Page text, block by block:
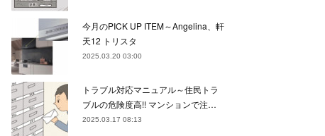
(25)
(21)
(23)
(24)
(21)
(23)
(24)
(22
(23)
(21)
(
(21)
24)
(22)
(33)
( 28
(31)
27)
(21)
)
(34)
( 8
今月のPICK UP ITEM～Angelina、軒
天12 トリスタ
2025.03.20 03:00
トラブル対応マニュアル～住民トラ
ブルの危険度高!! マンションで注…
2025.03.17 08:13